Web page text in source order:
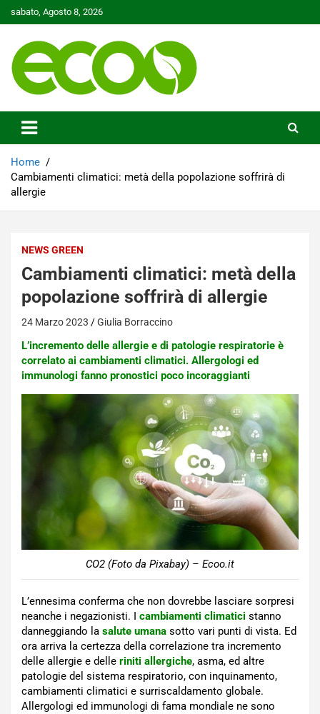
to
sabato, Agosto 8, 2026
Ecoo.it
Home
Cambiamenti climatici: metà della popolazione soffrirà di
allergie
NEWS GREEN
Cambiamenti climatici: metà della
popolazione soffrirà di allergie
24 Marzo 2023 Giulia Borraccino
L’incremento delle allergie e di patologie respiratorie è
correlato ai cambiamenti climatici. Allergologi ed
immunologi fanno pronostici poco incoraggianti
CO2 (Foto da Pixabay) – Ecoo.it
L’ennesima conferma che non dovrebbe lasciare sorpresi
neanche i negazionisti. I cambiamenti climatici stanno
danneggiando la salute umana sotto vari punti di vista. Ed
ora arriva la certezza della correlazione tra incremento
delle allergie e delle riniti allergiche, asma, ed altre
patologie del sistema respiratorio, con inquinamento,
cambiamenti climatici e surriscaldamento globale.
Allergologi ed immunologi di fama mondiale ne sono